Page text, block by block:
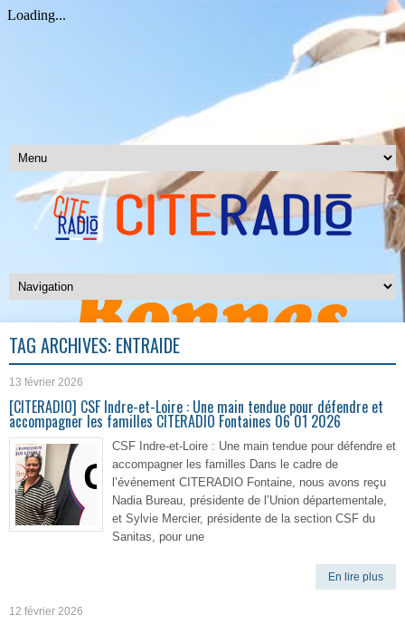
TAG ARCHIVES: ENTRAIDE
13 février 2026
[CITERADIO] CSF Indre-et-Loire : Une main tendue pour défendre et
accompagner les familles CITERADIO Fontaines 06 01 2026
CSF Indre-et-Loire : Une main tendue pour défendre et
accompagner les familles Dans le cadre de
l’événement CITERADIO Fontaine, nous avons reçu
Nadia Bureau, présidente de l’Union départementale,
et Sylvie Mercier, présidente de la section CSF du
Sanitas, pour une
En lire plus
12 février 2026